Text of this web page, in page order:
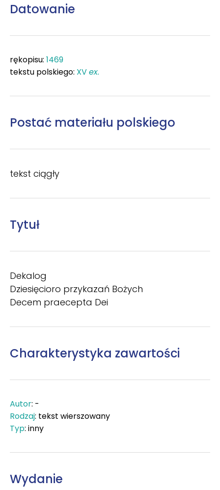
Datowanie
rękopisu: 1469
tekstu polskiego: XVex.
Postać materiału polskiego
tekst ciągły
Tytuł
Dekalog
Dziesięcioro przykazań Bożych
Decem praecepta Dei
Charakterystyka zawartości
Autor: -
Rodzaj: tekst wierszowany
Typ: inny
Wydanie